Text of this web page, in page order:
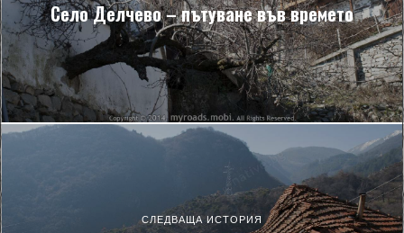
Село Делчево – пътуване във времето
СЛЕДВАЩА ИСТОРИЯ